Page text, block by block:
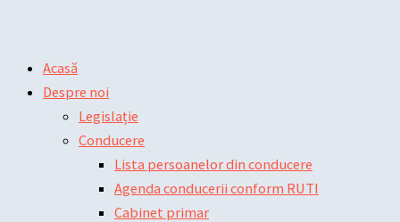
Acasă
Despre noi
Legislație
Conducere
Lista persoanelor din conducere
Agenda conducerii conform RUTI
Cabinet primar